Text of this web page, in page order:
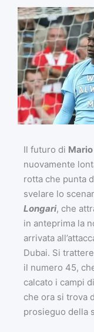
Il futuro di
nuovamente
rotta che punta
svelare lo
Longari, che
in anteprima la
arrivata
Dubai. Si
il numero 45,
calcato i campi
che ora si trova
prosieguo della